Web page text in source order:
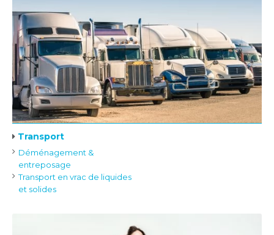
Transport
Déménagement &
entreposage
Transport en vrac de liquides
et solides